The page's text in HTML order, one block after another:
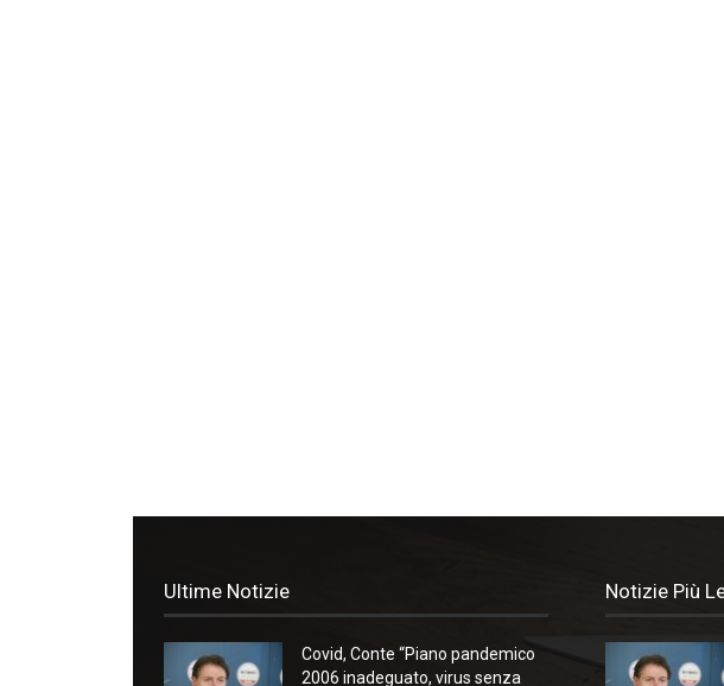
Ultime Notizie
Covid, Conte “Piano pandemico
2006 inadeguato, virus senza
Notizie Più